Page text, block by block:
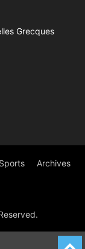
Grecques
Sports Archives